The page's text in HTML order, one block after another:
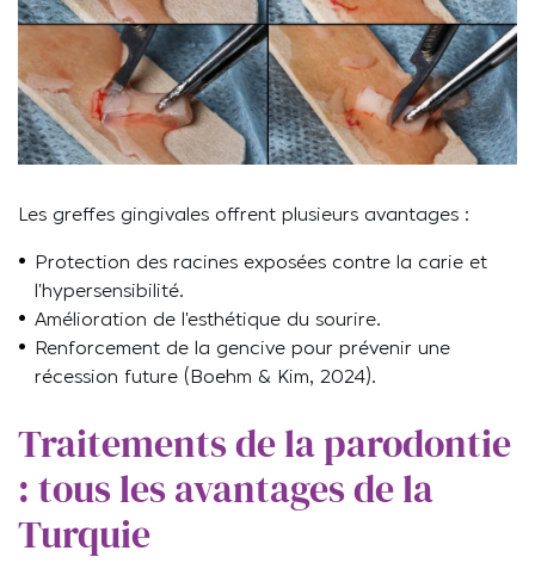
Les greffes gingivales offrent plusieurs avantages :
Protection des racines exposées contre la carie et
l’hypersensibilité.
Amélioration de l’esthétique du sourire.
Renforcement de la gencive pour prévenir une
récession future (Boehm & Kim, 2024).
Traitements de la parodontie
: tous les avantages de la
Turquie